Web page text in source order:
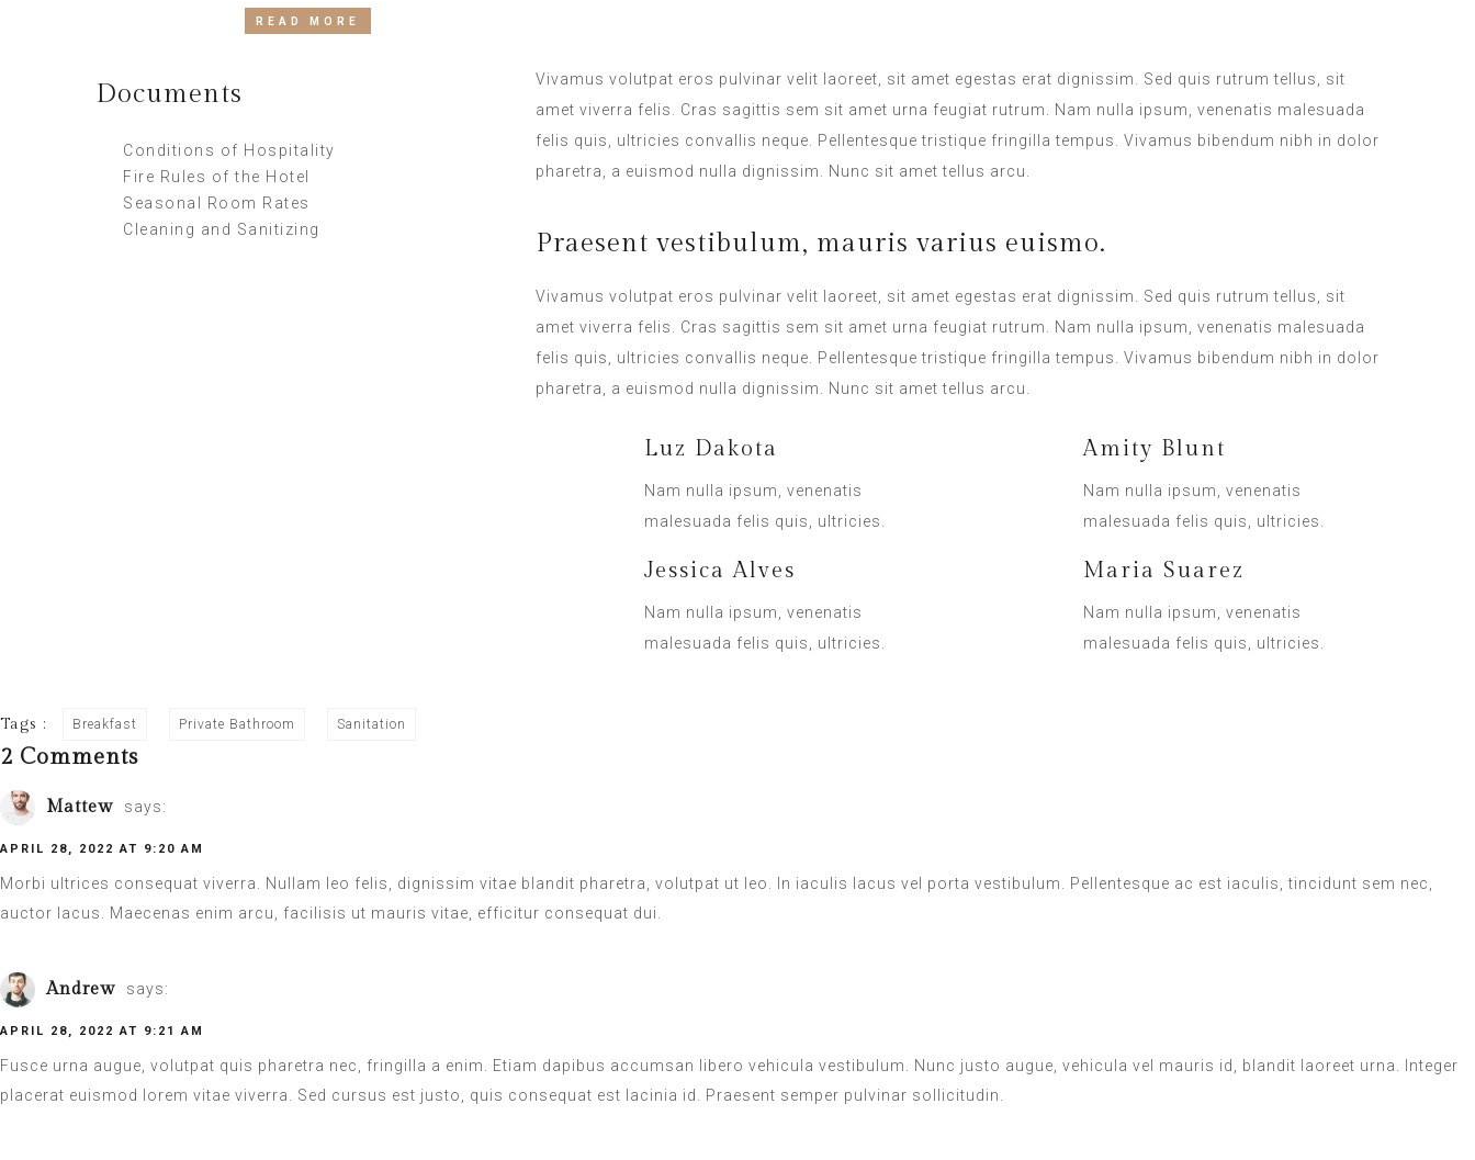
READ MORE
Documents
Conditions of Hospitality
Fire Rules of the Hotel
Seasonal Room Rates
Cleaning and Sanitizing
Vivamus volutpat eros pulvinar velit laoreet, sit amet egestas erat dignissim. Sed quis rutrum tellus, sit
amet viverra felis. Cras sagittis sem sit amet urna feugiat rutrum. Nam nulla ipsum, venenatis malesuada
felis quis, ultricies convallis neque. Pellentesque tristique fringilla tempus. Vivamus bibendum nibh in dolor
pharetra, a euismod nulla dignissim. Nunc sit amet tellus arcu.
Praesent vestibulum, mauris varius euismo.
Vivamus volutpat eros pulvinar velit laoreet, sit amet egestas erat dignissim. Sed quis rutrum tellus, sit
amet viverra felis. Cras sagittis sem sit amet urna feugiat rutrum. Nam nulla ipsum, venenatis malesuada
felis quis, ultricies convallis neque. Pellentesque tristique fringilla tempus. Vivamus bibendum nibh in dolor
pharetra, a euismod nulla dignissim. Nunc sit amet tellus arcu.
Luz Dakota
Nam nulla ipsum, venenatis
malesuada felis quis, ultricies.
Jessica Alves
Nam nulla ipsum, venenatis
malesuada felis quis, ultricies.
Amity Blunt
Nam nulla ipsum, venenatis
malesuada felis quis, ultricies.
Maria Suarez
Nam nulla ipsum, venenatis
malesuada felis quis, ultricies.
Tags : Breakfast Private Bathroom Sanitation
2 Comments
Mattew says:
APRIL 28, 2022 AT 9:20 AM
Morbi ultrices consequat viverra. Nullam leo felis, dignissim vitae blandit pharetra, volutpat ut leo. In iaculis lacus vel porta vestibulum. Pellentesque ac est iaculis, tincidunt sem nec,
auctor lacus. Maecenas enim arcu, facilisis ut mauris vitae, efficitur consequat dui.
Andrew says:
APRIL 28, 2022 AT 9:21 AM
Fusce urna augue, volutpat quis pharetra nec, fringilla a enim. Etiam dapibus accumsan libero vehicula vestibulum. Nunc justo augue, vehicula vel mauris id, blandit laoreet urna. Integer
placerat euismod lorem vitae viverra. Sed cursus est justo, quis consequat est lacinia id. Praesent semper pulvinar sollicitudin.